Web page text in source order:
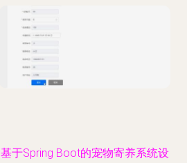
基于Spring Boot的宠物寄养系统设